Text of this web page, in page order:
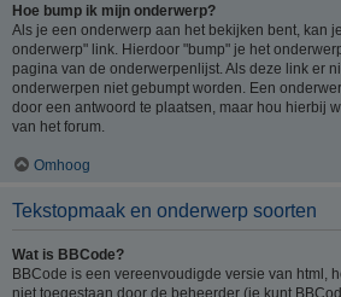
Hoe bump ik mijn onderwerp?
Als je een onderwerp aan het bekijken bent, kan
onderwerp" link. Hierdoor "bump" je het
pagina van de onderwerpenlijst. Als deze link er
onderwerpen niet gebumpt worden. Een
door een antwoord te plaatsen, maar hou hierbij
van het forum.
Omhoog
Tekstopmaak en onderwerp soorten
Wat is BBCode?
BBCode is een vereenvoudigde versie van html,
niet toegestaan door de beheerder (je kunt